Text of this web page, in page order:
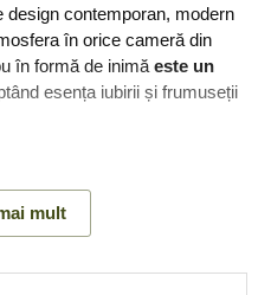
design contemporan, modern
în orice cameră din
în formă de inimă este un
esența iubirii și frumuseții
ale produsului:
mult